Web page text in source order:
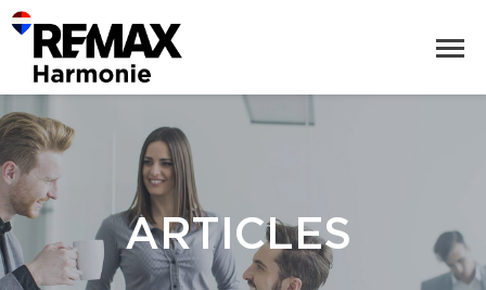
ARTICLES